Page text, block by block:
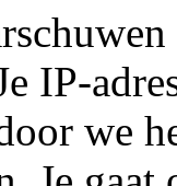
IP-
we